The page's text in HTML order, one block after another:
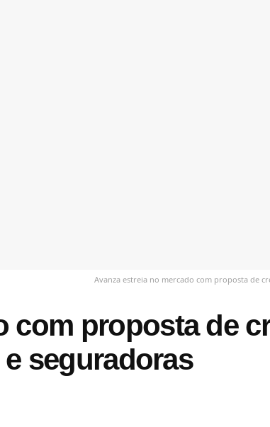
Avanza estreia no mercado com proposta de
com proposta de
seguradoras